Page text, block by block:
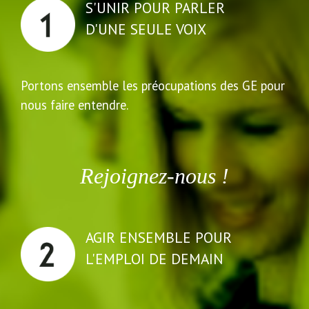
D'UNE SEULE VOIX
Portons ensemble les préocupations des GE pour
nous faire entendre.
Rejoignez-nous !
AGIR ENSEMBLE POUR
L'EMPLOI DE DEMAIN
Définir les nouvelles formes d'emploi et les